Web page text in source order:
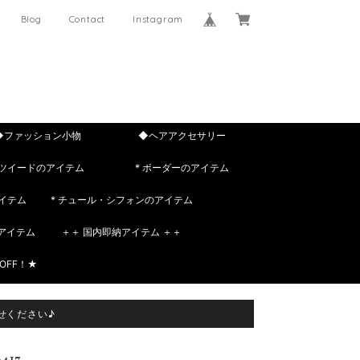
Blog Contact Instagram
ァッション小物 ◆ヘアアクセサリー
イードのアイテム * ボーダーのアイテム
テム * チュール・シフォンのアイテム
イテム ＋＋ 国内即納アイテム ＋＋
！★
ください♪